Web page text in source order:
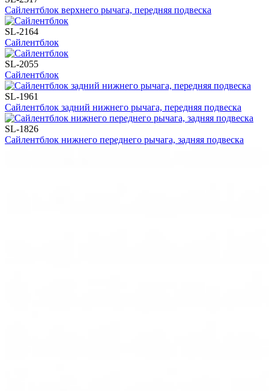
Сайлентблок верхнего рычага, передняя подвеска
SL-2164
Сайлентблок
SL-2055
Сайлентблок
SL-1961
Сайлентблок задний нижнего рычага, передняя подвеска
SL-1826
Сайлентблок нижнего переднего рычага, задняя подвеска